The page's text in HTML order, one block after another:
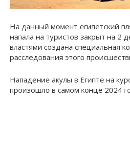
На данный момент египетский
напала на туристов закрыт на 2
властями создана специальная
расследования этого
Нападение акулы в Египте на
произошло в самом конце 2024